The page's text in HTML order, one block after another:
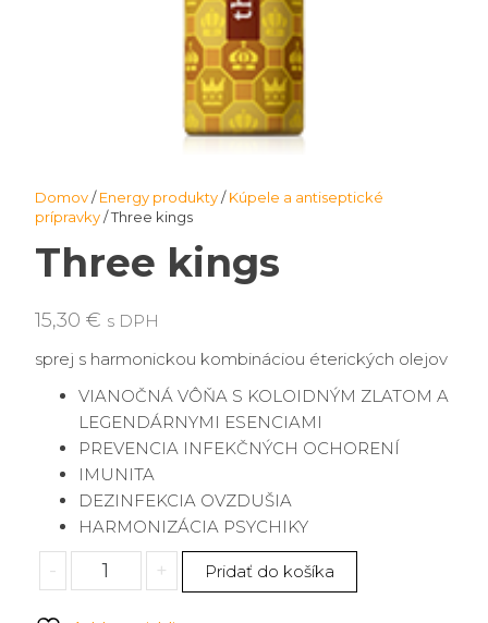
Domov/Energy produkty/Kúpele a antiseptické
prípravky/ Three kings
Three kings
15,30 € s DPH
sprej s harmonickou kombináciou éterických olejov
VIANOČNÁ VÔŇA S KOLOIDNÝM ZLATOM A
LEGENDÁRNYMI ESENCIAMI
PREVENCIA INFEKČNÝCH OCHORENÍ
IMUNITA
DEZINFEKCIA OVZDUŠIA
HARMONIZÁCIA PSYCHIKY
-
množstvo
Three
+ Pridať do košíka